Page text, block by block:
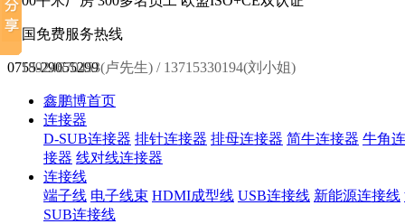
全国免费服务热线
0755-29055299
18924670453(卢先生) / 13715330194(刘小姐)
鑫鹏博首页
连接器
D-SUB连接器 排针连接器 排母连接器 简牛连接器 牛角
接器 线对线连接器
连接线
端子线 电子线束 HDMI成型线 USB连接线 新能源连接线
SUB连接线